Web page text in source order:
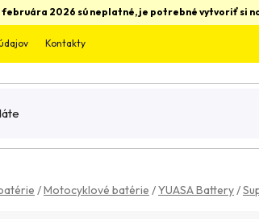
2026 sú neplatné, je potrebné vytvoriť si
Kontakty
/Motocyklové batérie /YUASA Battery/